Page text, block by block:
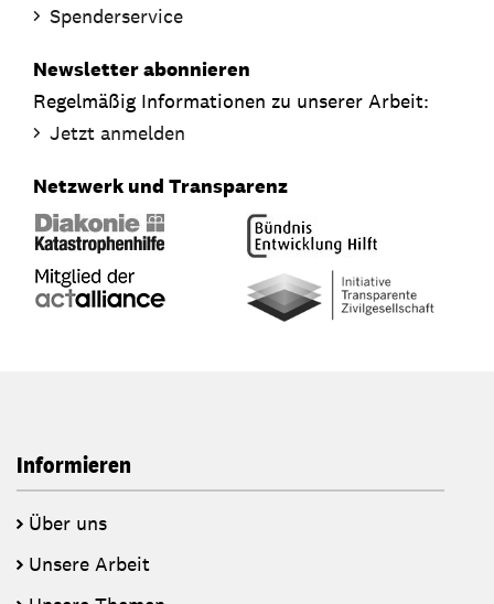
Spenderservice
Newsletter abonnieren
Regelmäßig Informationen zu unserer Arbeit:
Jetzt anmelden
Netzwerk und Transparenz
Informieren
Über uns
Unsere Arbeit